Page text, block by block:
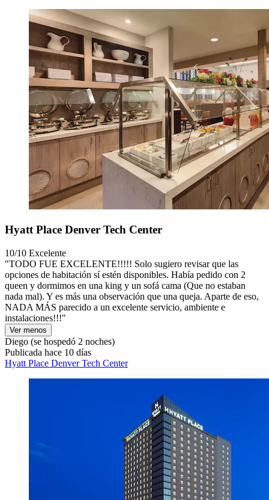
Hyatt Place Denver Tech Center
10/10 Excelente
"TODO FUE EXCELENTE!!!!! Solo sugiero revisar que las
opciones de habitación sí estén disponibles. Había pedido con 2
queen y dormimos en una king y un sofá cama (Que no estaban
nada mal). Y es más una observación que una queja. Aparte de eso,
NADA MÁS parecido a un excelente servicio, ambiente e
instalaciones!!!"
Ver menos
Diego (se hospedó 2 noches)
Publicada hace 10 días
Hyatt Place Denver Tech Center